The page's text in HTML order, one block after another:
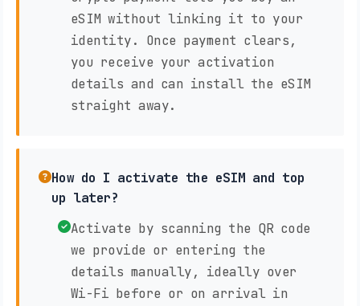
eSIM without linking it to your
identity. Once payment clears,
you receive your activation
details and can install the eSIM
straight away.
How do I activate the eSIM and top
up later?
Activate by scanning the QR code
we provide or entering the
details manually, ideally over
Wi-Fi before or on arrival in